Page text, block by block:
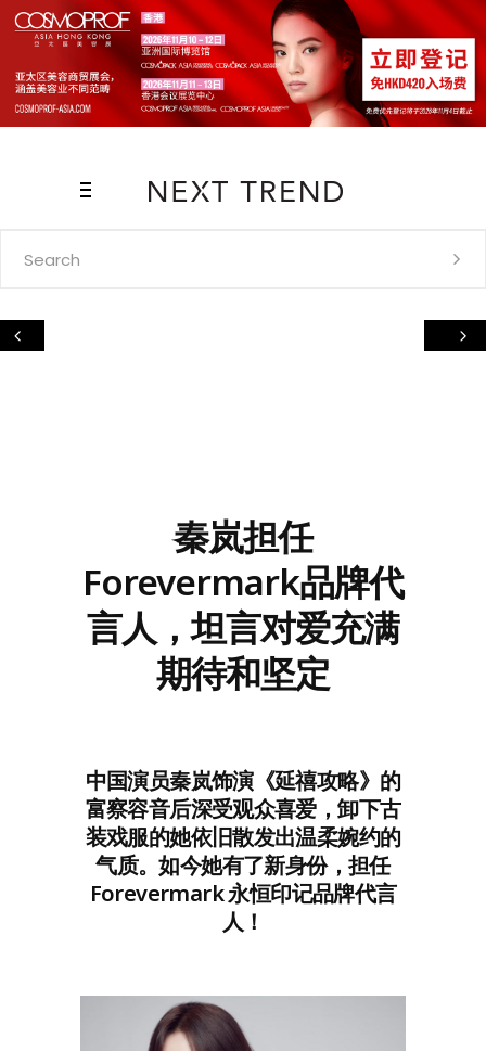
秦岚担任
Forevermark品牌代
言人，坦言对爱充满
期待和坚定
中国演员秦岚饰演《延禧攻略》的
富察容音后深受观众喜爱，卸下古
装戏服的她依旧散发出温柔婉约的
气质。如今她有了新身份，担任
Forevermark 永恒印记品牌代言
人！